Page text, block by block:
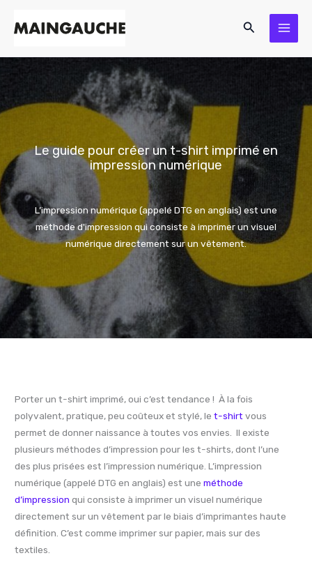
Rechercher
Le guide pour créer un t-shirt imprimé en
impression numérique
L’impression numérique (appelé DTG en anglais) est une
méthode d'impression qui consiste à imprimer un visuel
numérique directement sur un vêtement.
Porter un t-shirt imprimé, oui c’est tendance ! À la fois
polyvalent, pratique, peu coûteux et stylé, let-shirt vous
permet de donner naissance à toutes vos envies. Il existe
plusieurs méthodes d’impression pour les t-shirts, dont l’une
des plus prisées est l’impression numérique. L’impression
numérique (appelé DTG en anglais) est uneméthode
d’impression qui consiste à imprimer un visuel numérique
directement sur un vêtement par le biais d’imprimantes haute
définition. C’est comme imprimer sur papier, mais sur des
textiles.